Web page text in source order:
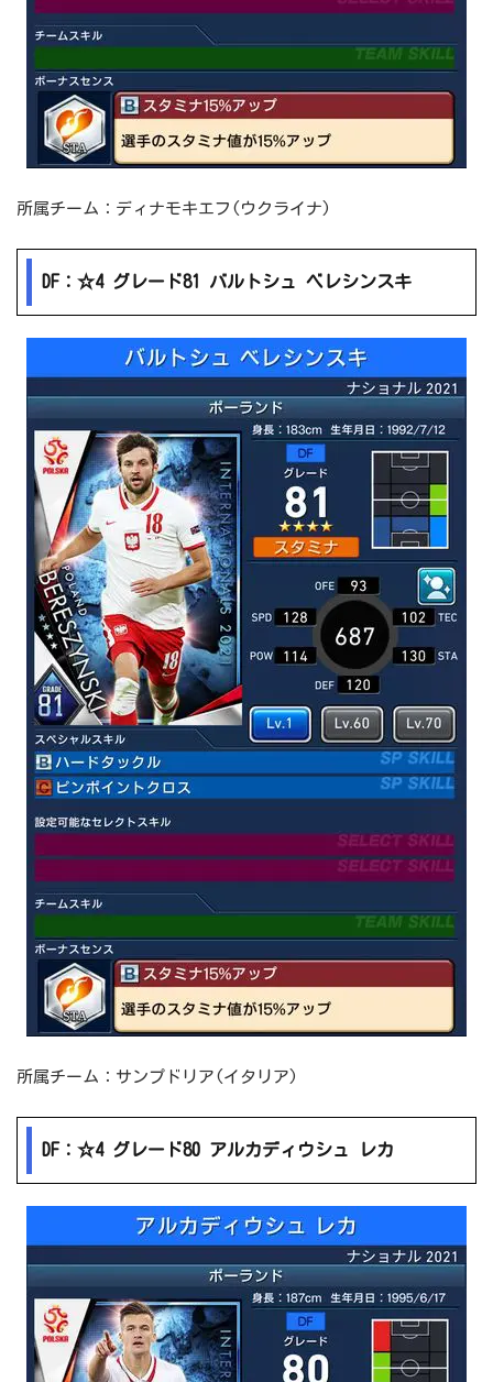
所属チーム：ディナモキエフ(ウクライナ)
DF：☆4 グレード81 バルトシュ ベレシンスキ
所属チーム：サンプドリア(イタリア)
DF：☆4 グレード80 アルカディウシュ レカ